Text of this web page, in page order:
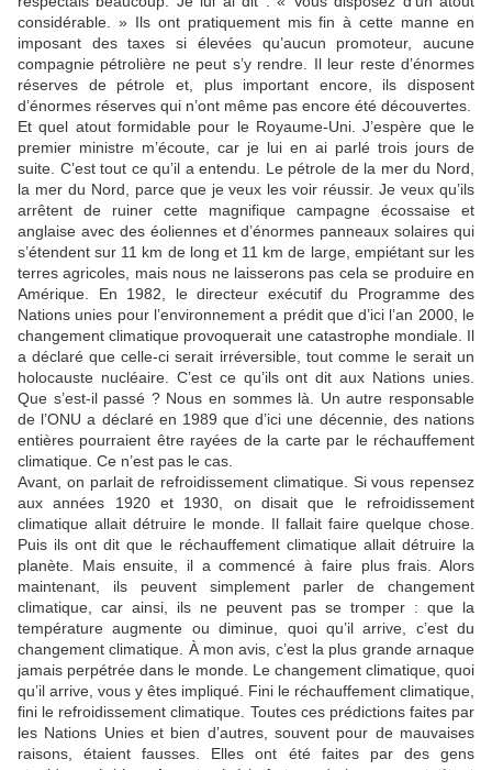
considérable. » Ils ont pratiquement mis fin à cette manne en
imposant des taxes si élevées qu’aucun promoteur, aucune
compagnie pétrolière ne peut s’y rendre. Il leur reste d’énormes
réserves de pétrole et, plus important encore, ils disposent
d’énormes réserves qui n’ont même pas encore été découvertes.
Et quel atout formidable pour le Royaume-Uni. J’espère que le
premier ministre m’écoute, car je lui en ai parlé trois jours de
suite. C’est tout ce qu’il a entendu. Le pétrole de la mer du Nord,
la mer du Nord, parce que je veux les voir réussir. Je veux qu’ils
arrêtent de ruiner cette magnifique campagne écossaise et
anglaise avec des éoliennes et d’énormes panneaux solaires qui
s’étendent sur 11 km de long et 11 km de large, empiétant sur les
terres agricoles, mais nous ne laisserons pas cela se produire en
Amérique. En 1982, le directeur exécutif du Programme des
Nations unies pour l’environnement a prédit que d’ici l’an 2000, le
changement climatique provoquerait une catastrophe mondiale. Il
a déclaré que celle-ci serait irréversible, tout comme le serait un
holocauste nucléaire. C’est ce qu’ils ont dit aux Nations unies.
Que s’est-il passé ? Nous en sommes là. Un autre responsable
de l’ONU a déclaré en 1989 que d’ici une décennie, des nations
entières pourraient être rayées de la carte par le réchauffement
climatique. Ce n’est pas le cas.
Avant, on parlait de refroidissement climatique. Si vous repensez
aux années 1920 et 1930, on disait que le refroidissement
climatique allait détruire le monde. Il fallait faire quelque chose.
Puis ils ont dit que le réchauffement climatique allait détruire la
planète. Mais ensuite, il a commencé à faire plus frais. Alors
maintenant, ils peuvent simplement parler de changement
climatique, car ainsi, ils ne peuvent pas se tromper : que la
température augmente ou diminue, quoi qu’il arrive, c’est du
changement climatique. À mon avis, c’est la plus grande arnaque
jamais perpétrée dans le monde. Le changement climatique, quoi
qu’il arrive, vous y êtes impliqué. Fini le réchauffement climatique,
fini le refroidissement climatique. Toutes ces prédictions faites par
les Nations Unies et bien d’autres, souvent pour de mauvaises
raisons, étaient fausses. Elles ont été faites par des gens